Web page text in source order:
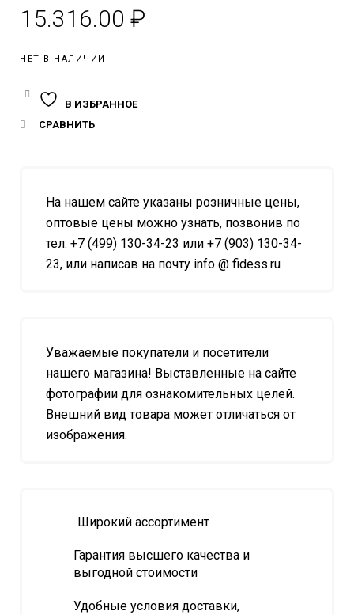
15.316.00 ₽
НЕТ В НАЛИЧИИ
В ИЗБРАННОЕ
СРАВНИТЬ
На нашем сайте указаны розничные цены,
оптовые цены можно узнать, позвонив по
тел: +7 (499) 130-34-23 или +7 (903) 130-34-
23, или написав на почту info @ fidess.ru
Уважаемые покупатели и посетители
нашего магазина! Выставленные на сайте
фотографии для ознакомительных целей.
Внешний вид товара может отличаться от
изображения.
Широкий ассортимент
Гарантия высшего качества и
выгодной стоимости
Удобные условия доставки,